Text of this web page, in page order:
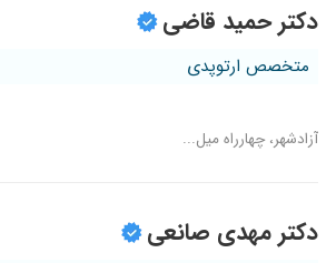
دکتر حمید قاضی
متخصص ارتوپدی
آزادشهر، چهارراه میل...
دکتر مهدی صانعی